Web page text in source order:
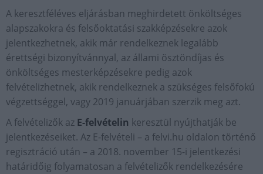
A keresztféléves eljárásban meghirdetett önköltséges
alapszakokra és felsőoktatási szakképzésekre azok
jelentkezhetnek, akik már rendelkeznek legalább
érettségi bizonyítvánnyal, az állami ösztöndíjas és
önköltséges mesterképzésekre pedig azok
felvételizhetnek, akik rendelkeznek a szükséges felsőfokú
végzettséggel, vagy 2019 januárjában szerzik meg azt.
A felvételizők az E-felvételin keresztül nyújthatják be
jelentkezéseiket. Az E-felvételi – a felvi.hu oldalon történő
regisztráció után – a 2018. november 15-i jelentkezési
határidőig folyamatosan a felvételizők rendelkezésére